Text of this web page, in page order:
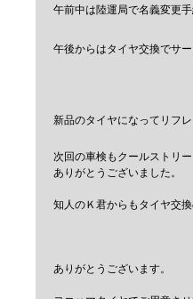
午前中は陸運局で名義変更
午後からはタイヤ交換でサ
新品のタイヤになってリフ
次回の車検もクールストリ
ありがとうございました。
知人のＫ君からもタイヤ交換
ありがとうございます。